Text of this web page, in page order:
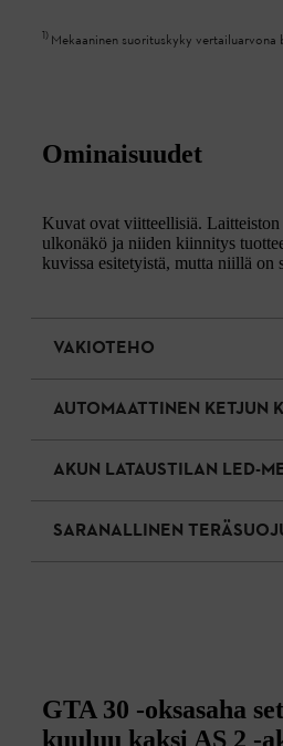
1) Mekaaninen suorituskyky
Ominaisuudet
Kuvat ovat viitteellisiä.
ulkonäkö ja niiden kiinnitys
kuvissa esitetyistä, mutta niillä on
VAKIOTEHO
AUTOMAATTINEN KETJUN
AKUN LATAUSTILAN LED-
SARANALLINEN
GTA 30 -oksasaha
kuuluu kaksi AS 2 -